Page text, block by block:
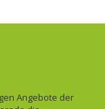
Angebote der